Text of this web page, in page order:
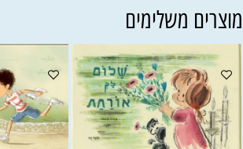
משלימים